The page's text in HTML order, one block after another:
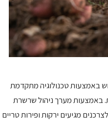
באמצעות טכנולוגיה מתקדמת
באמצעות מערך ניהול שרשרת
מגיעים ירקות ופירות טריים